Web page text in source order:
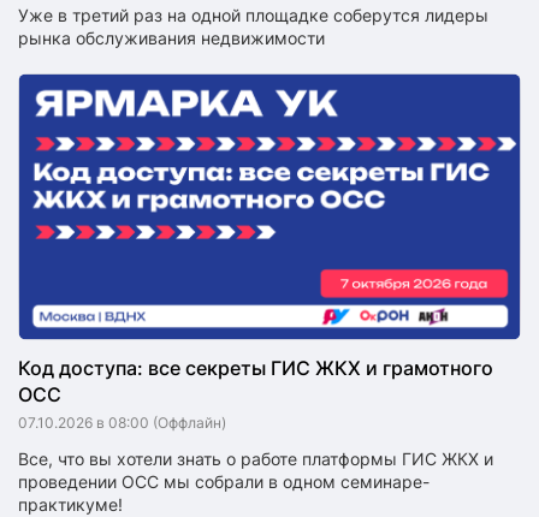
Уже в третий раз на одной площадке соберутся лидеры
рынка обслуживания недвижимости
Код доступа: все секреты ГИС ЖКХ и грамотного
ОСС
07.10.2026 в 08:00 (Оффлайн)
Все, что вы хотели знать о работе платформы ГИС ЖКХ и
проведении ОСС мы собрали в одном семинаре-
практикуме!